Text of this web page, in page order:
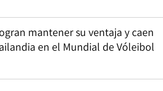
mantener su ventaja y caen
en el Mundial de Vóleibol